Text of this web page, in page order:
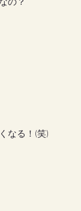
の？
なる！(笑)